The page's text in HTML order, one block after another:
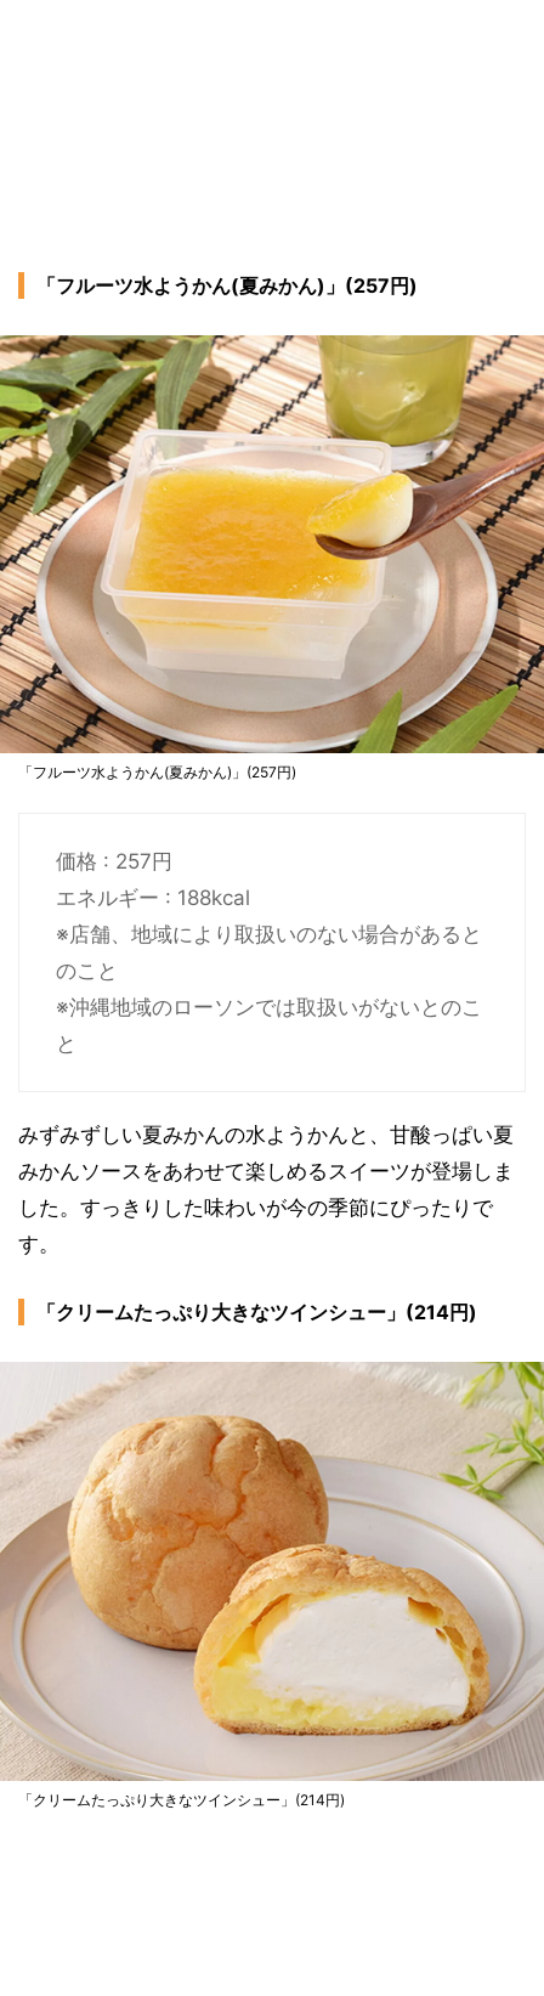
「フルーツ水ようかん(夏みかん)」(257円)
「フルーツ水ようかん(夏みかん)」(257円)
価格 : 257円
エネルギー : 188kcal
※店舗、地域により取扱いのない場合があると
のこと
※沖縄地域のローソンでは取扱いがないとのこ
と
みずみずしい夏みかんの水ようかんと、甘酸っぱい夏
みかんソースをあわせて楽しめるスイーツが登場しま
した。すっきりした味わいが今の季節にぴったりで
す。
「クリームたっぷり大きなツインシュー」(214円)
「クリームたっぷり大きなツインシュー」(214円)